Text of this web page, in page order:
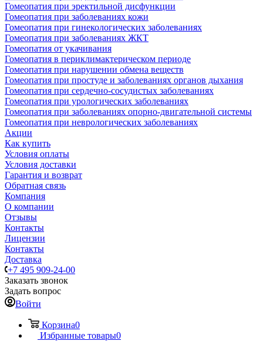
Гомеопатия при эректильной дисфункции
Гомеопатия при заболеваниях кожи
Гомеопатия при гинекологических заболеваниях
Гомеопатия при заболеваниях ЖКТ
Гомеопатия от укачивания
Гомеопатия в периклимактерическом периоде
Гомеопатия при нарушении обмена веществ
Гомеопатия при простуде и заболеваниях органов дыхания
Гомеопатия при сердечно-сосудистых заболеваниях
Гомеопатия при урологических заболеваниях
Гомеопатия при заболеваниях опорно-двигательной системы
Гомеопатия при неврологических заболеваниях
Акции
Как купить
Условия оплаты
Условия доставки
Гарантия и возврат
Обратная связь
Компания
О компании
Отзывы
Контакты
Лицензии
Контакты
Доставка
+7 495 909-24-00
Заказать звонок
Задать вопрос
Войти
Корзина0
Избранные товары0